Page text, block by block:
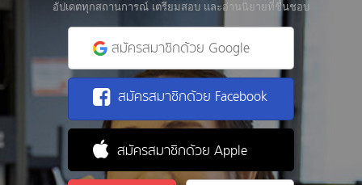
อัปเดตทุกสถานการณ์ เตรียมสอบ และอ่านนิยายที่ชื่นชอบ
สมัครสมาชิกด้วย Google
สมัครสมาชิกด้วย Facebook
สมัครสมาชิกด้วย Apple